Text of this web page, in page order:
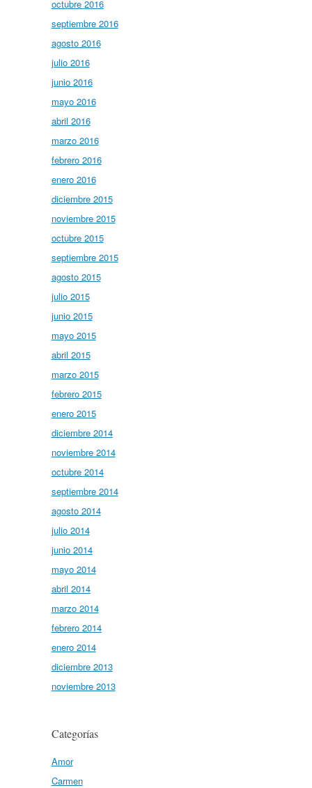
octubre 2016
septiembre 2016
agosto 2016
julio 2016
junio 2016
mayo 2016
abril 2016
marzo 2016
febrero 2016
enero 2016
diciembre 2015
noviembre 2015
octubre 2015
septiembre 2015
agosto 2015
julio 2015
junio 2015
mayo 2015
abril 2015
marzo 2015
febrero 2015
enero 2015
diciembre 2014
noviembre 2014
octubre 2014
septiembre 2014
agosto 2014
julio 2014
junio 2014
mayo 2014
abril 2014
marzo 2014
febrero 2014
enero 2014
diciembre 2013
noviembre 2013
Categorías
Amor
Carmen